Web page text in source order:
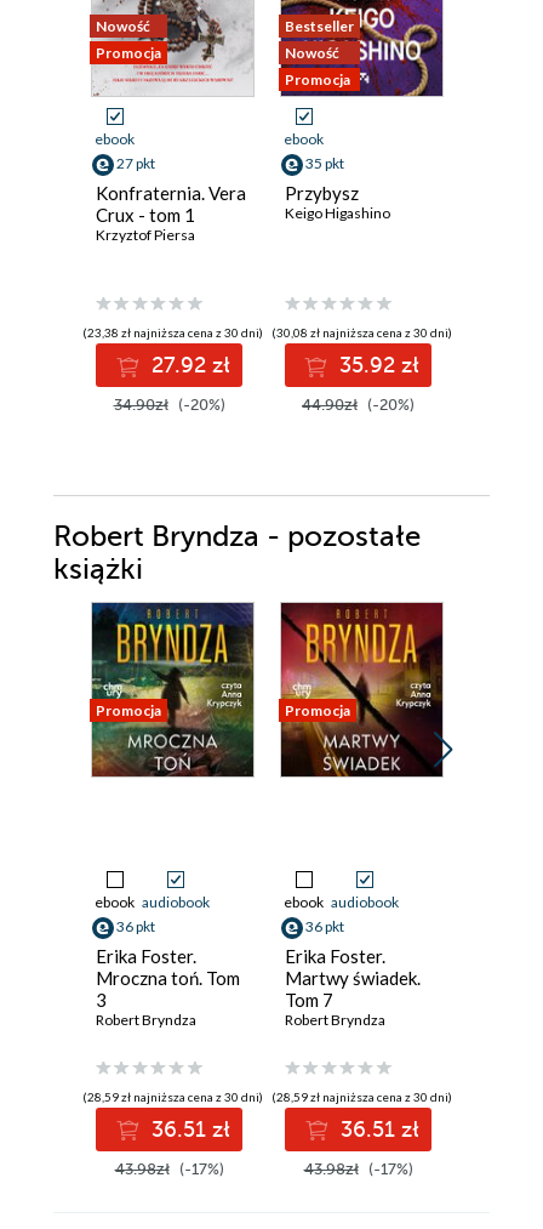
Nowość
Promocja
ebook
27 pkt
Konfraternia. Vera
Crux - tom 1
Krzyztof Piersa
(23,38 zł najniższa cena z 30 dni)
27.92 zł
34.90zł (-20%)
Bestseller
Nowość
Promocja
ebook
35 pkt
Przybysz
Keigo Higashino
(30,08 zł najniższa cena z 30 dni)
35.92 zł
44.90zł (-20%)
Robert Bryndza - pozostałe
książki
Promocja
ebook audiobook
36 pkt
Erika Foster.
Mroczna toń. Tom
3
Robert Bryndza
(28,59 zł najniższa cena z 30 dni)
36.51 zł
43.98zł (-17%)
Promocja
ebook audiobook
36 pkt
Erika Foster.
Martwy świadek.
Tom 7
Robert Bryndza
(28,59 zł najniższa cena z 30 dni)
36.51 zł
43.98zł (-17%)